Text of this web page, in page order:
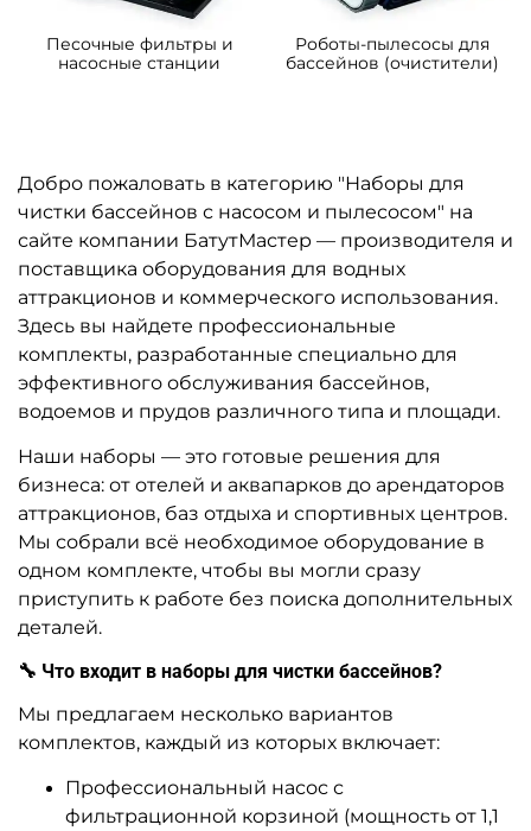
Песочные фильтры и
насосные станции
Роботы-пылесосы для
бассейнов (очистители)
Добро пожаловать в категорию "Наборы для
чистки бассейнов с насосом и пылесосом" на
сайте компании БатутМастер — производителя и
поставщика оборудования для водных
аттракционов и коммерческого использования.
Здесь вы найдете профессиональные
комплекты, разработанные специально для
эффективного обслуживания бассейнов,
водоемов и прудов различного типа и площади.
Наши наборы — это готовые решения для
бизнеса: от отелей и аквапарков до арендаторов
аттракционов, баз отдыха и спортивных центров.
Мы собрали всё необходимое оборудование в
одном комплекте, чтобы вы могли сразу
приступить к работе без поиска дополнительных
деталей.
🔧 Что входит в наборы для чистки бассейнов?
Мы предлагаем несколько вариантов
комплектов, каждый из которых включает:
Профессиональный насос с
фильтрационной корзиной (мощность от 1,1